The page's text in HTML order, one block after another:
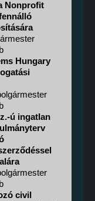
Nonprofit
Hungary
ú ingatlan
civil